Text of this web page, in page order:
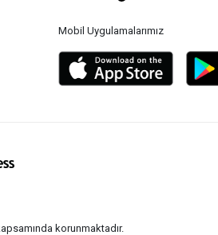
Mobil Uygulamalarımız
korunmaktadır.